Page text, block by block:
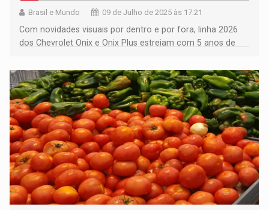
Brasil e Mundo 09 de Julho de 2025 às 17:21
Com novidades visuais por dentro e por fora, linha 2026
dos Chevrolet Onix e Onix Plus estreiam com 5 anos de